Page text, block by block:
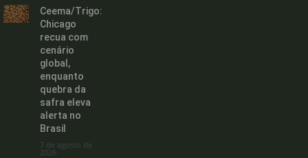
Ceema/Trigo:
Chicago
recua com
cenário
global,
enquanto
quebra da
safra eleva
alerta no
Brasil
7 de agosto de
2026